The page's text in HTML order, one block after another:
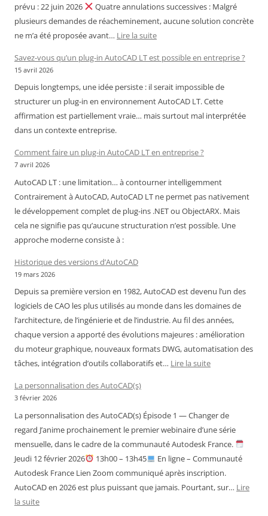
prévu : 22 juin 2026
Quatre annulations successives : Malgré
plusieurs demandes de réacheminement, aucune solution concrète
ne m’a été proposée avant… Lire la suite:
Air
–
Cameroun
:
d’une
devenue
incertaine
Savez-vous qu’un plug-in AutoCAD LT est possible en entreprise ?
15 avril 2026
Depuis longtemps, une idée persiste : il serait impossible de
structurer un plug-in en environnement AutoCAD LT. Cette
affirmation est partiellement vraie… mais surtout mal interprétée
dans un contexte entreprise.
Comment faire un plug-in AutoCAD LT en entreprise ?
7 avril 2026
AutoCAD LT : une limitation… à contourner intelligemment
Contrairement à AutoCAD, AutoCAD LT ne permet pas nativement
le développement complet de plug-ins .NET ou ObjectARX. Mais
cela ne signifie pas qu’aucune structuration n’est possible. Une
approche moderne consiste à :
Historique des versions d’AutoCAD
19 mars 2026
Depuis sa première version en 1982, AutoCAD est devenu l’un des
logiciels de CAO les plus utilisés au monde dans les domaines de
l’architecture, de l’ingénierie et de l’industrie. Au fil des années,
chaque version a apporté des évolutions majeures : amélioration
du moteur graphique, nouveaux formats DWG, automatisation des
tâches, intégration d’outils collaboratifs et… Lire la suite:
d’AutoCAD
La personnalisation des AutoCAD(s)
3 février 2026
La personnalisation des AutoCAD(s) Épisode 1 — Changer de
regard J’anime prochainement le premier webinaire d’une série
mensuelle, dans le cadre de la communauté Autodesk France.
Jeudi 12 février 2026
13h00 – 13h45
En ligne – Communauté
Autodesk France Lien Zoom communiqué après inscription.
AutoCAD en 2026 est plus puissant que jamais. Pourtant, sur… Lire
la suite: